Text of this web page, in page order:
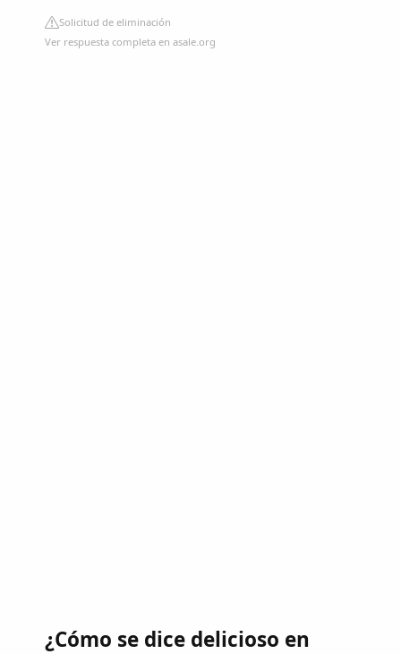
Solicitud de eliminación
Ver respuesta completa en asale.org
¿Cómo se dice delicioso en